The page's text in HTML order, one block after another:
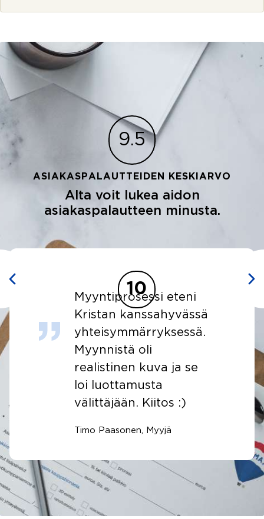
9.5
ASIAKASPALAUTTEIDEN KESKIARVO
Alta voit lukea aidon
asiakaspalautteen minusta.
Välittäjä oli
ystävällinen ja
proaktiivinen.
Esittelyssä tiedot oli
hieman vajaat, mutta
osa selvitettiin kyllä
jälkikäteen.
Asiakas
9